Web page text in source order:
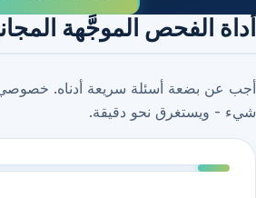
أداة الفحص الموجَّهة
أجب عن بضعة أسئلة سريعة أدناه.
شيء - ويستغرق نحو دقيقة.